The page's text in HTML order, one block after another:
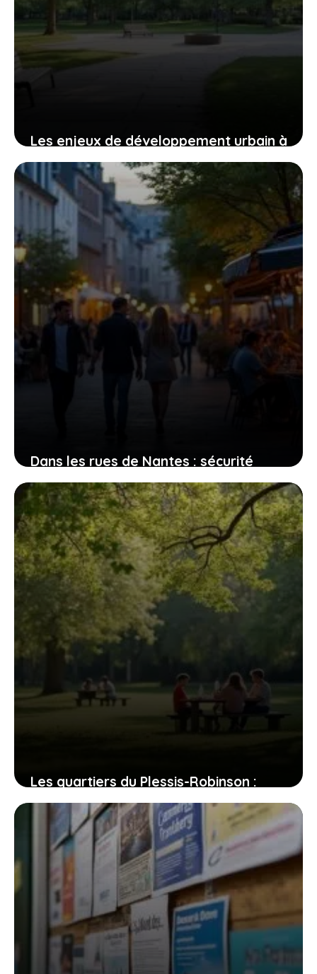
Les enjeux de développement urbain à
Saint-Genis-Laval : focus sur les
quartiers chauds
4 août 2026
Dans les rues de Nantes : sécurité
perçue et réalités des quartiers
2 août 2026
Les quartiers du Plessis-Robinson :
entre dynamisme et quiétude, où
poser vos valises ?
31 juillet 2026